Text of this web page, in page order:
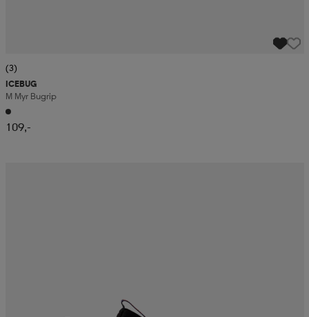
(3)
ICEBUG
M Myr Bugrip
109,-